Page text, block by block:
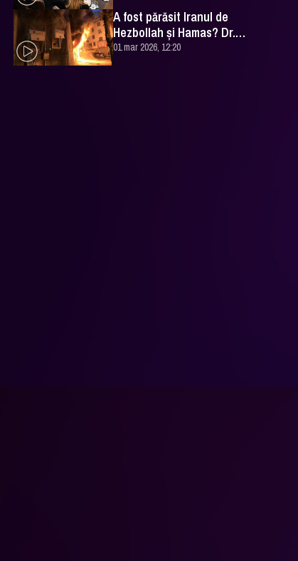
A fost părăsit Iranul de
Hezbollah şi Hamas? Dr.
Herman Berkovits trage
concluzia
01 mar 2026, 12:20